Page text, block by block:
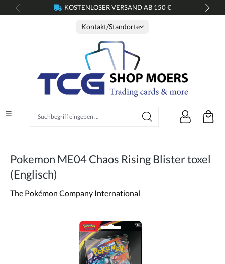
springen KOSTENLOSER VERSAND AB 150 €
Kontakt/Standorte
Pokemon ME04 Chaos Rising Blister toxel
(Englisch)
The Pokémon Company International
Bildergalerie überspringen